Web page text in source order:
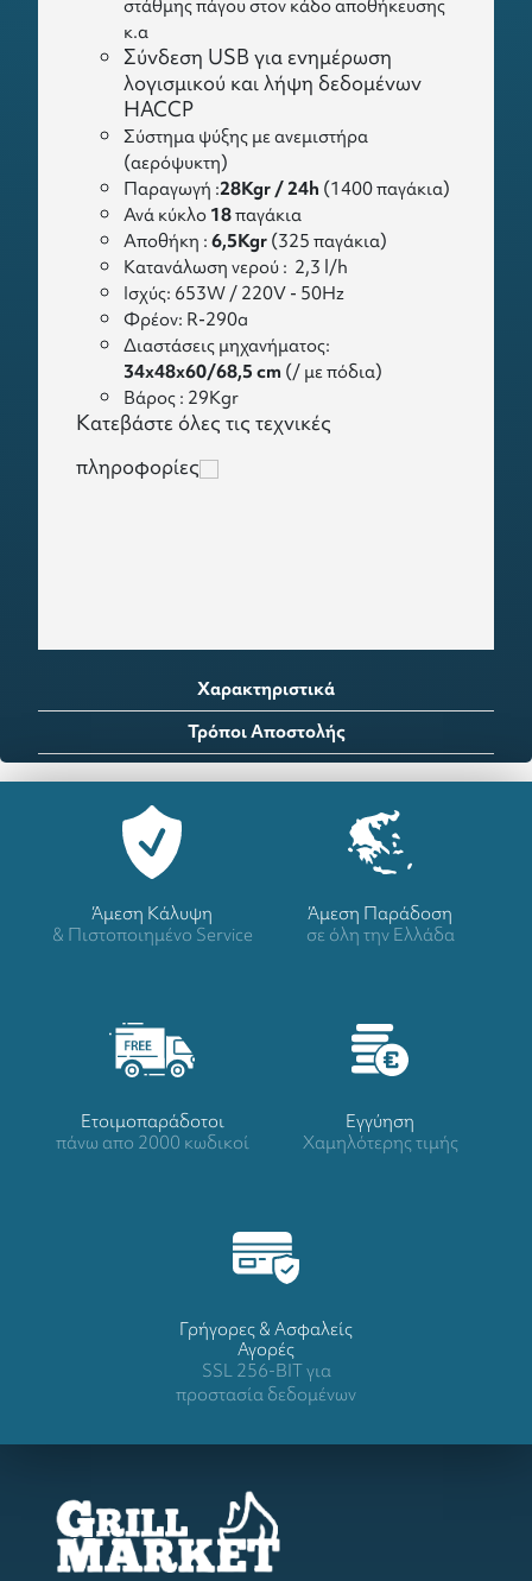
στάθμης πάγου στον κάδο αποθήκευσης
κ.α
Σύνδεση USB για ενημέρωση
λογισμικού και λήψη δεδομένων
HACCP
Σύστημα ψύξης με ανεμιστήρα
(αερόψυκτη)
Παραγωγή :28Kgr / 24h (1400 παγάκια)
Ανά κύκλο 18παγάκια
Αποθήκη : 6,5Kgr (325 παγάκια)
Κατανάλωση νερού : 2,3 l/h
Ισχύς: 653W / 220V - 50Hz
Φρέον: R-290a
Διαστάσεις μηχανήματος:
34x48x60/68,5 cm (/ με πόδια)
Βάρος : 29Κgr
Κατεβάστε όλες τις τεχνικές
πληροφορίες
Χαρακτηριστικά
Τρόποι Αποστολής
Άμεση Κάλυψη
& Πιστοποιημένο Service
Άμεση Παράδοση
σε όλη την Ελλάδα
Ετοιμοπαράδοτοι
πάνω απο 2000 κωδικοί
Eγγύηση
Χαμηλότερης τιμής
Γρήγορες & Ασφαλείς
Αγορές
SSL 256-BIT για
προστασία δεδομένων